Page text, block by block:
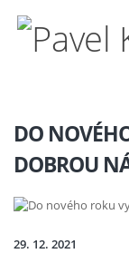
DO
DOBROU
29. 12. 2021